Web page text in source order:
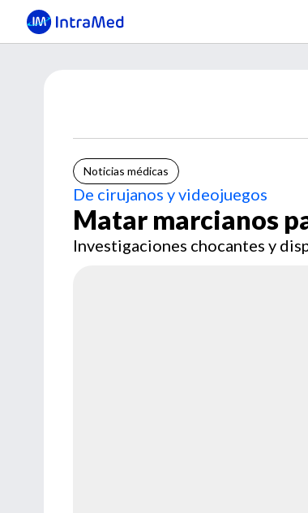
Noticias médicas
De cirujanos y videojuegos
Matar marcianos
Investigaciones chocantes y